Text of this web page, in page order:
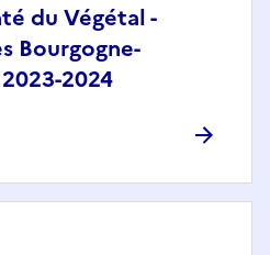
du Végétal -
Bourgogne-
2024